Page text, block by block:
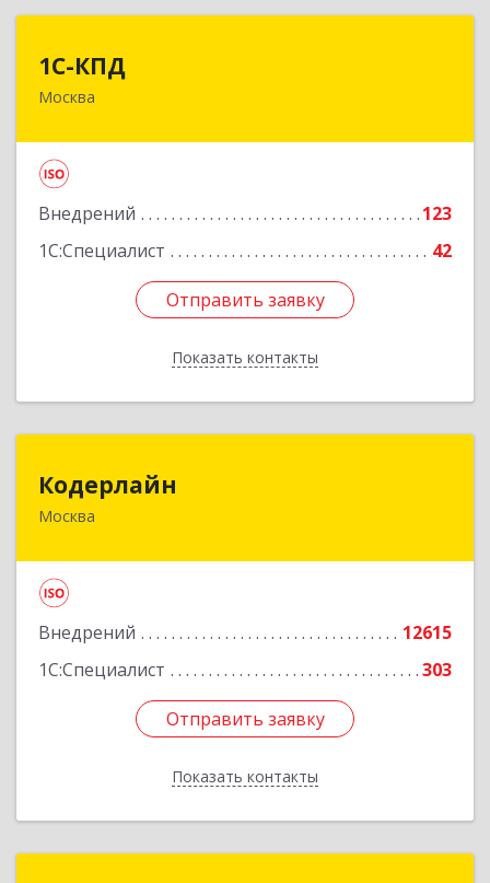
1С-КПД
Москва
Внедрений
123
1С:Специалист
42
Отправить заявку
Показать контакты
109147, Москва г, Воронцовская ул, дом №
Отправить заявку
Назад
Кодерлайн
Москва
Внедрений
12615
1С:Специалист
303
Отправить заявку
Показать контакты
107023, Москва г, Семеновская Б. ул, дом № 43,
Отправить заявку
Назад